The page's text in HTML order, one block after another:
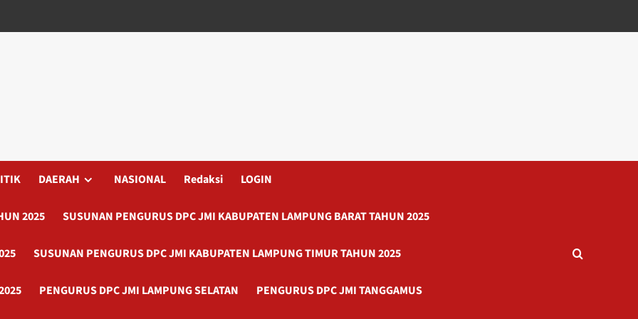
DAERAH NASIONAL Redaksi LOGIN
2025 SUSUNAN PENGURUS DPC JMI KABUPATEN LAMPUNG BARAT TAHUN 2025
SUSUNAN PENGURUS DPC JMI KABUPATEN LAMPUNG TIMUR TAHUN 2025
PENGURUS DPC JMI LAMPUNG SELATAN PENGURUS DPC JMI TANGGAMUS